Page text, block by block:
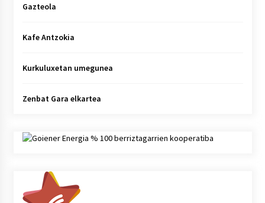
Gazteola
Kafe Antzokia
Kurkuluxetan umegunea
Zenbat Gara elkartea